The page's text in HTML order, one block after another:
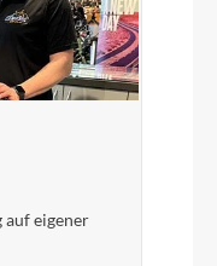
eigener